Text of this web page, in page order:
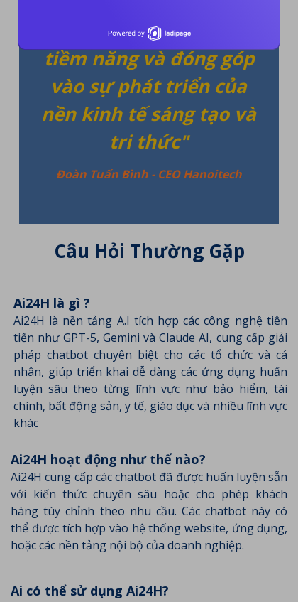
tri thức, phát huy tối đa
tiềm năng và đóng góp
vào sự phát triển của
nền kinh tế sáng tạo và
tri thức"
Đoàn Tuấn Bình - CEO Hanoitech
Câu Hỏi Thường Gặp
Ai24H là gì ?
Ai24H là nền tảng A.I tích hợp các công nghệ tiên
tiến như GPT-5, Gemini và Claude AI, cung cấp giải
pháp chatbot chuyên biệt cho các tổ chức và cá
nhân, giúp triển khai dễ dàng các ứng dụng huấn
luyện sâu theo từng lĩnh vực như bảo hiểm, tài
chính, bất động sản, y tế, giáo dục và nhiều lĩnh vực
khác
Ai24H hoạt động như thế nào?
Ai24H cung cấp các chatbot đã được huấn luyện sẵn
với kiến thức chuyên sâu hoặc cho phép khách
hàng tùy chỉnh theo nhu cầu. Các chatbot này có
thể được tích hợp vào hệ thống website, ứng dụng,
hoặc các nền tảng nội bộ của doanh nghiệp.
Ai có thể sử dụng Ai24H?